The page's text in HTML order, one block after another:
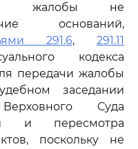
жалобы не
оснований,
291.6, 291.11
кодекса
передачи жалобы
заседании
Суда
и пересмотра
поскольку не